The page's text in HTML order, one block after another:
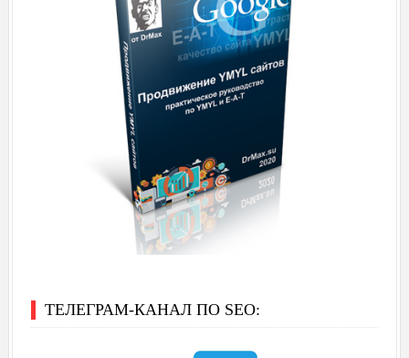
ТЕЛЕГРАМ-КАНАЛ ПО SEO: